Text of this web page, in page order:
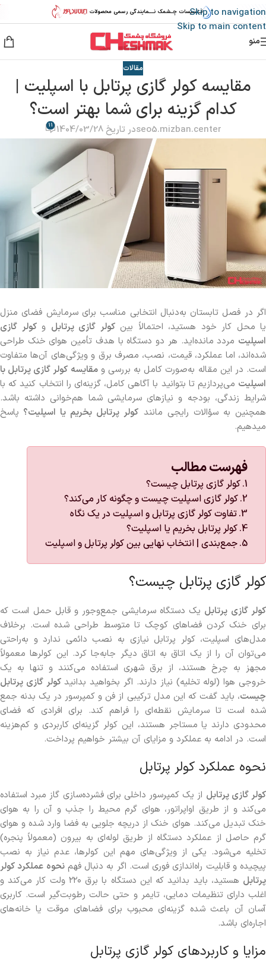
Skip to navigation
Skip to main content
منو
مقالات
مقایسه کولر گازی پرتابل با اسپلیت |
کدام گزینه برای شما بهتر است؟
seo5.mizban.centerدر تاریخ 1404/03/28 11
اگر در فصل تابستان به‌دنبال انتخابی مناسب برای سرمایش فضای منزل
یا محل کار خود هستید، احتمالاً بینکولر گازی پرتابل وکولر گازی
اسپلیت مردد مانده‌اید. هر دو دستگاه با هدف تأمین هوای خنک طراحی
شده‌اند، اما عملکرد، قیمت، نصب، مصرف برق و ویژگی‌های آن‌ها متفاوت
است. در این مقاله به‌صورت کامل به بررسی ومقایسه کولر گازی پرتابل با
اسپلیت می‌پردازیم تا بتوانید با آگاهی کامل، گزینه‌ای را انتخاب کنید که با
شرایط زندگی، بودجه و نیازهای سرمایشی شما هم‌خوانی داشته باشد.
همچنین به سؤالات رایجی مانند کولر پرتابل بخریم یا اسپلیت؟ پاسخ
میدهیم.
فهرست مطالب
کولر گازی پرتابل چیست؟
کولر گازی اسپلیت چیست و چگونه کار می‌کند؟
تفاوت کولر گازی پرتابل و اسپلیت در یک نگاه
کولر پرتابل بخریم یا اسپلیت؟
جمع‌بندی | انتخاب نهایی بین کولر پرتابل و اسپلیت
کولر گازی پرتابل چیست؟
کولر گازی پرتابل یک دستگاه سرمایشی جمع‌وجور و قابل حمل است که
برای خنک کردن فضاهای کوچک تا متوسط طراحی شده است. برخلاف
مدل‌های اسپلیت، کولر پرتابل نیازی به نصب دائمی ندارد و به‌راحتی
می‌توان آن را از یک اتاق به اتاق دیگر جابه‌جا کرد. این کولرها معمولاً
مجهز به چرخ هستند، از برق شهری استفاده می‌کنند و تنها به یک
خروجی هوا (لوله تخلیه) نیاز دارند. اگر بخواهید بدانیدکولر گازی پرتابل
چیست، باید گفت که این مدل ترکیبی از فن و کمپرسور در یک بدنه جمع
شده است تا سرمایش نقطه‌ای را فراهم کند. برای افرادی که فضای
محدودی دارند یا مستاجر هستند، این كولر گزینه‌ای کاربردی و کم‌هزینه‌
است. در ادامه به عملکرد و مزایای آن بیشتر خواهیم پرداخت.
نحوه عملکرد کولر پرتابل
کولر گازی پرتابل از یک کمپرسور داخلی برای فشرده‌سازی گاز مبرد استفاده
می‌کند و از طریق اواپراتور، هوای گرم محیط را جذب و آن را به هوای
خنک تبدیل می‌کند. هوای خنک از دریچه جلویی به فضا وارد شده و هوای
گرم حاصل از عملکرد دستگاه از طریق لوله‌ای به بیرون (معمولاً پنجره)
تخلیه می‌شود. یکی از ویژگی‌های مهم این کولرها، عدم نیاز به نصب
پیچیده و قابلیت راه‌اندازی فوری است. اگر به دنبال فهمنحوه عملکرد کولر
پرتابل
هستید، باید بدانید که این دستگاه با برق ۲۲۰ ولت کار می‌کند و
اغلب دارای تنظیمات دمایی، تایمر و حتی حالت رطوبت‌گیر است. کاربری
آسان آن باعث شده گزینه‌ای محبوب برای فضاهای موقت یا خانه‌های
اجاره‌ای باشد.
مزایا و کاربردهای کولر گازی پرتابل